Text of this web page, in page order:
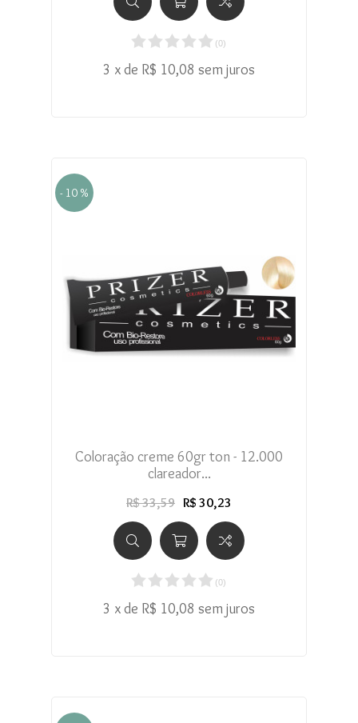
(0)
3 x de R$ 10,08 sem juros
- 10 %
Coloração creme 60gr ton - 12.000
clareador...
R$ 33,59 R$ 30,23
(0)
3 x de R$ 10,08 sem juros